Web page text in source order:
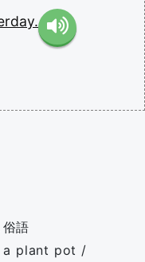
俗語
a plant pot /